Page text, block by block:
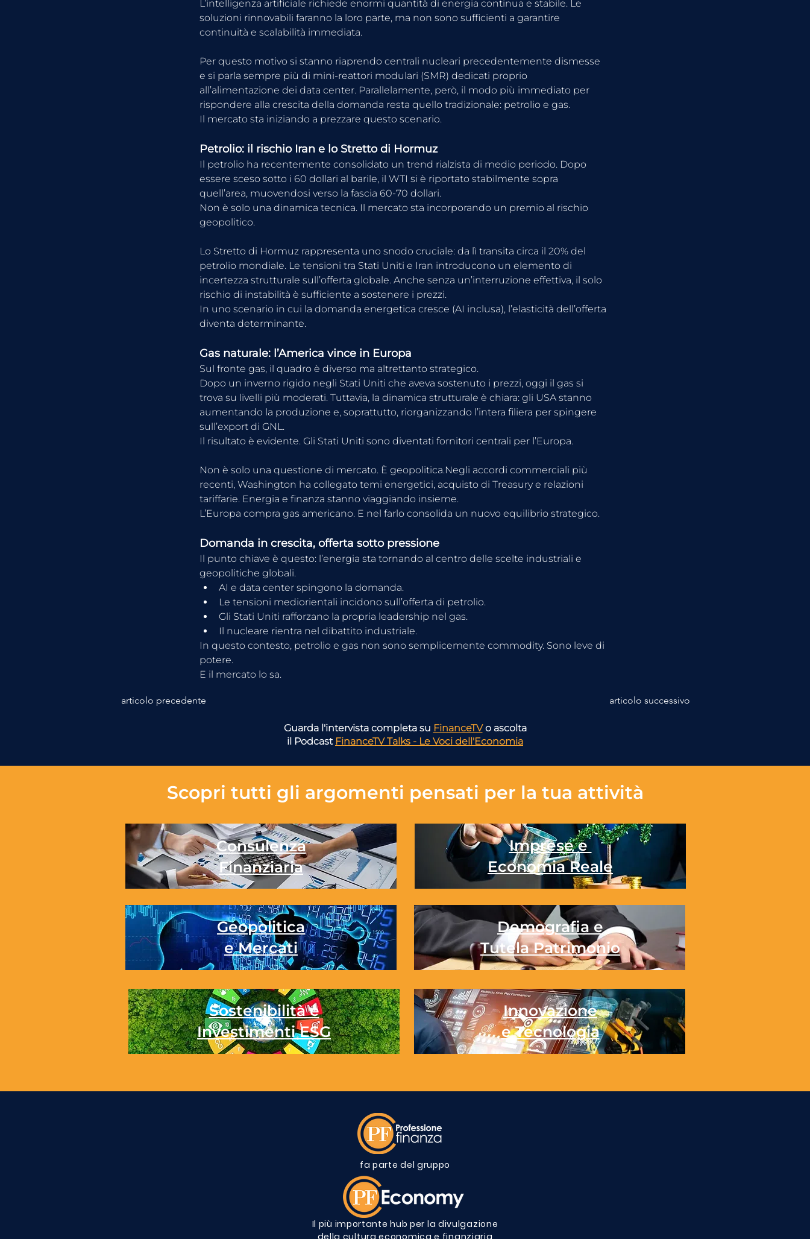
L’intelligenza artificiale richiede enormi quantità di energia continua e stabile. Le
soluzioni rinnovabili faranno la loro parte, ma non sono sufficienti a garantire
continuità e scalabilità immediata.
Per questo motivo si stanno riaprendo centrali nucleari precedentemente dismesse
e si parla sempre più di mini-reattori modulari (SMR) dedicati proprio
all’alimentazione dei data center. Parallelamente, però, il modo più immediato per
rispondere alla crescita della domanda resta quello tradizionale: petrolio e gas.
Il mercato sta iniziando a prezzare questo scenario.
Petrolio: il rischio Iran e lo Stretto di Hormuz
Il petrolio ha recentemente consolidato un trend rialzista di medio periodo. Dopo
essere sceso sotto i 60 dollari al barile, il WTI si è riportato stabilmente sopra
quell’area, muovendosi verso la fascia 60-70 dollari.
Non è solo una dinamica tecnica. Il mercato sta incorporando un premio al rischio
geopolitico.
Lo Stretto di Hormuz rappresenta uno snodo cruciale: da lì transita circa il 20% del
petrolio mondiale. Le tensioni tra Stati Uniti e Iran introducono un elemento di
incertezza strutturale sull’offerta globale. Anche senza un’interruzione effettiva, il solo
rischio di instabilità è sufficiente a sostenere i prezzi.
In uno scenario in cui la domanda energetica cresce (AI inclusa), l’elasticità dell’offerta
diventa determinante.
Gas naturale: l’America vince in Europa
Sul fronte gas, il quadro è diverso ma altrettanto strategico.
Dopo un inverno rigido negli Stati Uniti che aveva sostenuto i prezzi, oggi il gas si
trova su livelli più moderati. Tuttavia, la dinamica strutturale è chiara: gli USA stanno
aumentando la produzione e, soprattutto, riorganizzando l’intera filiera per spingere
sull’export di GNL.
Il risultato è evidente. Gli Stati Uniti sono diventati fornitori centrali per l’Europa.
Non è solo una questione di mercato. È geopolitica.Negli accordi commerciali più
recenti, Washington ha collegato temi energetici, acquisto di Treasury e relazioni
tariffarie. Energia e finanza stanno viaggiando insieme.
L’Europa compra gas americano. E nel farlo consolida un nuovo equilibrio strategico.
Domanda in crescita, offerta sotto pressione
Il punto chiave è questo: l’energia sta tornando al centro delle scelte industriali e
geopolitiche globali.
AI e data center spingono la domanda.
Le tensioni mediorientali incidono sull’offerta di petrolio.
Gli Stati Uniti rafforzano la propria leadership nel gas.
Il nucleare rientra nel dibattito industriale.
In questo contesto, petrolio e gas non sono semplicemente commodity. Sono leve di
potere.
E il mercato lo sa.
articolo precedente articolo successivo
Guarda l'intervista completa su FinanceTVo ascolta
il Podcast FinanceTV Talks - Le Voci dell'Economia
Scopri tutti gli argomenti pensati per la tua attività
Consulenza
Finanziaria
Imprese e
Economia Reale
Geopolitica
e Mercati
Demografia e
Tutela Patrimonio
Sostenibilità e
Investimenti ESG
Innovazione
e Tecnologia
fa parte del gruppo
Il più importante hub per la divulgazione
della cultura economica e finanziaria